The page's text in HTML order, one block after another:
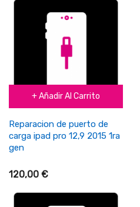
+ Añadir Al Carrito
Reparacion de puerto de
carga ipad pro 12,9 2015 1ra
gen
120,00 €